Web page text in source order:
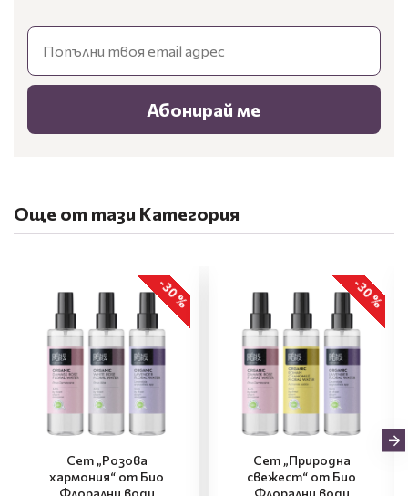
Email
Абонирай ме
Още от тази Категория
-30 %
Сет „Розова
хармония“ от Био
Флорални води
-30 %
Сет „Природна
свежест“ от Био
Флорални води